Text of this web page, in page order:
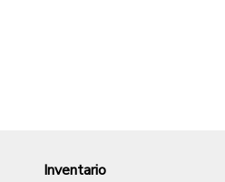
Inventario